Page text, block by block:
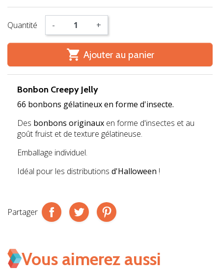
Quantité - +
 Ajouter au panier
Bonbon Creepy Jelly
66 bonbons gélatineux en forme d'insecte.
Des bonbons originaux en forme d'insectes et au
goût fruist et de texture gélatineuse.
Emballage individuel.
Idéal pour les distributions d'Halloween !
Partager
Vous aimerez aussi